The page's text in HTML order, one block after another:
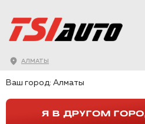
АЛМАТЫ
КОМПЛЕКТЫ ШУМОИЗОЛЯЦИИ
КОМПЛЕКТЫ ДЛЯ
КОМФОРТ КОМПЛЕКТ
Ваш город: Алматы
Я В ДРУГОМ